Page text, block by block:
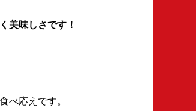
美味しさです！
べ応えです。